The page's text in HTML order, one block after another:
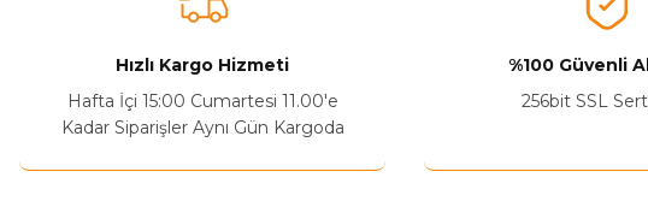
Hızlı Kargo Hizmeti
Hafta İçi 15:00 Cumartesi 11.00'e
Kadar Siparişler Aynı Gün Kargoda
%100 Güvenli
256bit SSL